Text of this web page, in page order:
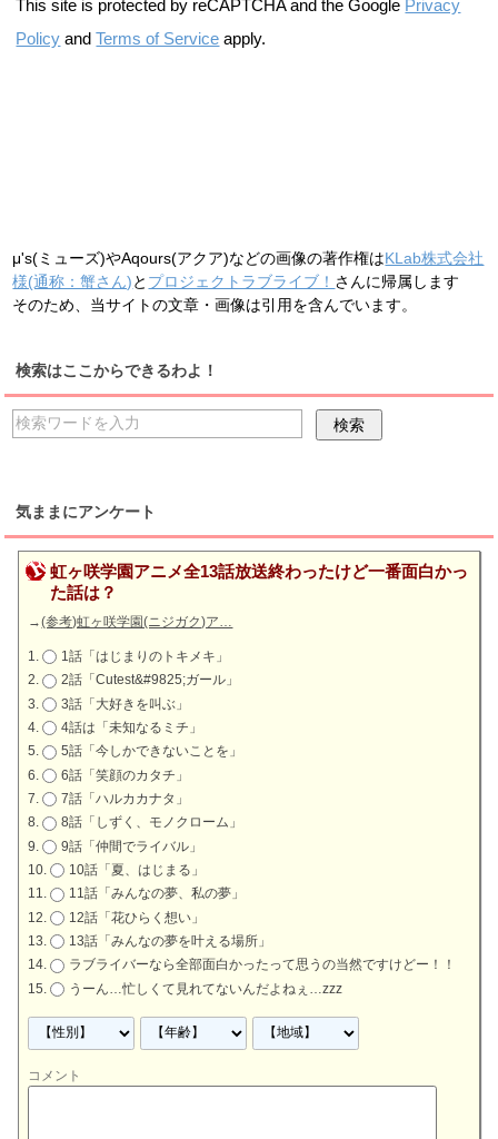
This site is protected by reCAPTCHA and the Google Privacy
Policy andTerms of Service apply.
μ's(ミューズ)やAqours(アクア)などの画像の著作権はKLab株式会社
様(通称：蟹さん)と プロジェクトラブライブ！ さんに帰属します
そのため、当サイトの文章・画像は引用を含んでいます。
検索はここからできるわよ！
気ままにアンケート
虹ヶ咲学園アニメ全13話放送終わったけど一番面白かっ
た話は？
→(参考)虹ヶ咲学園(ニジガク)ア…
1話「はじまりのトキメキ」
2話「Cutest&#9825;ガール」
3話「大好きを叫ぶ」
4話は「未知なるミチ」
5話「今しかできないことを」
6話「笑顔のカタチ」
7話「ハルカカナタ」
8話「しずく、モノクローム」
9話「仲間でライバル」
10話「夏、はじまる」
11話「みんなの夢、私の夢」
12話「花ひらく想い」
13話「みんなの夢を叶える場所」
ラブライバーなら全部面白かったって思うの当然ですけどー！！
うーん…忙しくて見れてないんだよねぇ…zzz
コメント